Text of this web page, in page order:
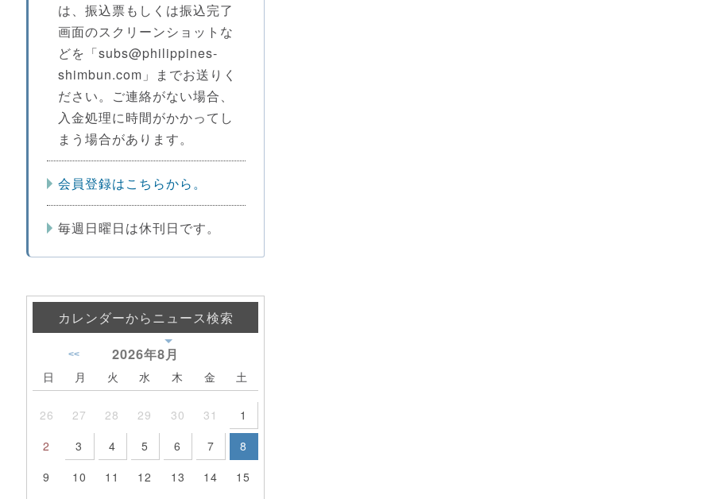
は、振込票もしくは振込完了
画面のスクリーンショットな
どを「subs@philippines-
shimbun.com」までお送りく
ださい。ご連絡がない場合、
入金処理に時間がかかってし
まう場合があります。
会員登録はこちらから。
毎週日曜日は休刊日です。
カレンダーからニュース検索
2026年8月
<<
日 月 火 水 木 金 土
26 27 28 29 30 31
1
2
3 4 5 6 7
8
9
10 11 12 13 14
15